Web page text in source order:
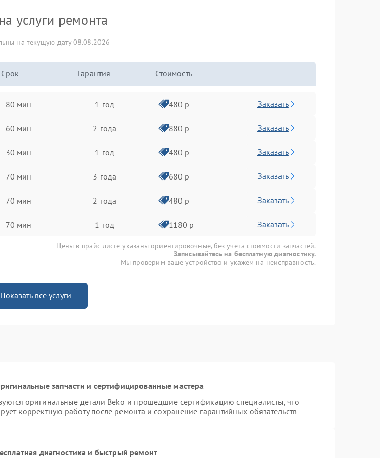
услуги ремонта
на текущую дату 08.08.2026
Срок Гарантия Стоимость
80 мин 1 год 480 р Заказать
60 мин 2 года 880 р Заказать
30 мин 1 год 480 р Заказать
70 мин 3 года 680 р Заказать
70 мин 2 года 480 р Заказать
70 мин 1 год 1180 р Заказать
Цены в прайс-листе указаны ориентировочные, без учета стоимости запчастей.
Записывайтесь на бесплатную диагностику.
Мы проверим ваше устройство и укажем на неисправность.
Показать все услуги
запчасти и сертифицированные мастера
оригинальные детали Beko и прошедшие сертификацию специалисты, что
корректную работу после ремонта и сохранение гарантийных обязательств
диагностика и быстрый ремонт